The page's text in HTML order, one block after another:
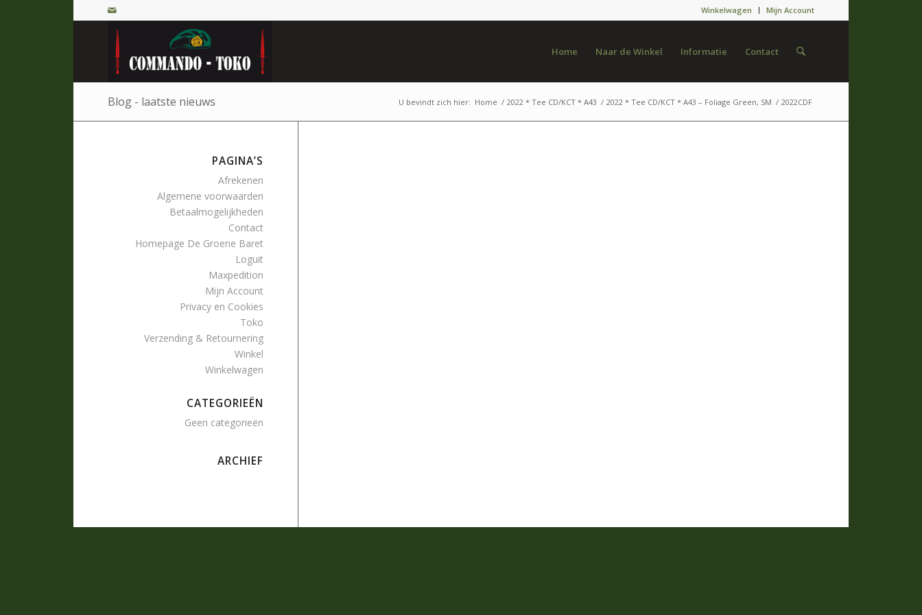
Winkelwagen Mijn Account
Home Naar de Winkel Informatie Contact
Blog - laatste nieuws U bevindt zich hier: Home / 2022 * Tee CD/KCT * A43 / 2022 * Tee CD/KCT * A43 – Foliage Green, SM / 2022CDF
PAGINA’S
Afrekenen
Algemene voorwaarden
Betaalmogelijkheden
Contact
Homepage De Groene Baret
Loguit
Maxpedition
Mijn Account
Privacy en Cookies
Toko
Verzending & Retournering
Winkel
Winkelwagen
CATEGORIEËN
Geen categorieën
ARCHIEF